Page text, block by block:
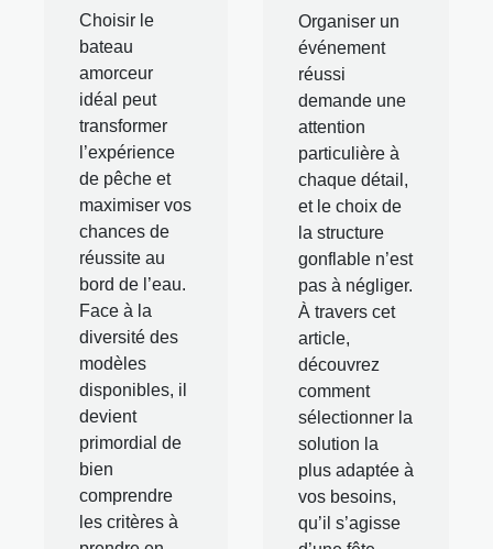
Choisir le
bateau
amorceur
idéal peut
transformer
l’expérience
de pêche et
maximiser vos
chances de
réussite au
bord de l’eau.
Face à la
diversité des
modèles
disponibles, il
devient
primordial de
bien
comprendre
les critères à
Organiser un
événement
réussi
demande une
attention
particulière à
chaque détail,
et le choix de
la structure
gonflable n’est
pas à négliger.
À travers cet
article,
découvrez
comment
sélectionner la
solution la
plus adaptée à
vos besoins,
qu’il s’agisse